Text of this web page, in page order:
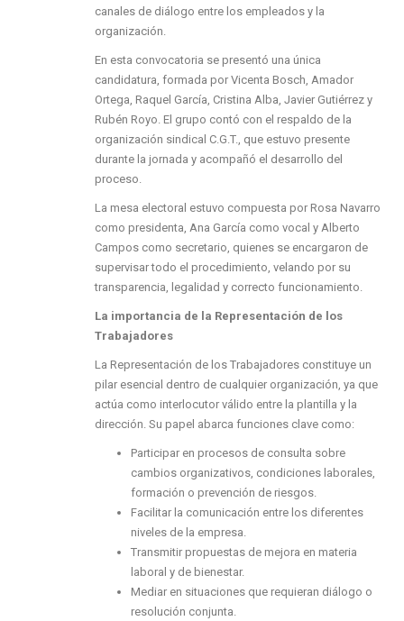
canales de diálogo entre los empleados y la
organización.
En esta convocatoria se presentó una única
candidatura, formada por Vicenta Bosch, Amador
Ortega, Raquel García, Cristina Alba, Javier Gutiérrez y
Rubén Royo. El grupo contó con el respaldo de la
organización sindical C.G.T., que estuvo presente
durante la jornada y acompañó el desarrollo del
proceso.
La mesa electoral estuvo compuesta por Rosa Navarro
como presidenta, Ana García como vocal y Alberto
Campos como secretario, quienes se encargaron de
supervisar todo el procedimiento, velando por su
transparencia, legalidad y correcto funcionamiento.
La importancia de la Representación de los
Trabajadores
La Representación de los Trabajadores constituye un
pilar esencial dentro de cualquier organización, ya que
actúa como interlocutor válido entre la plantilla y la
dirección. Su papel abarca funciones clave como:
Participar en procesos de consulta sobre
cambios organizativos, condiciones laborales,
formación o prevención de riesgos.
Facilitar la comunicación entre los diferentes
niveles de la empresa.
Transmitir propuestas de mejora en materia
laboral y de bienestar.
Mediar en situaciones que requieran diálogo o
resolución conjunta.